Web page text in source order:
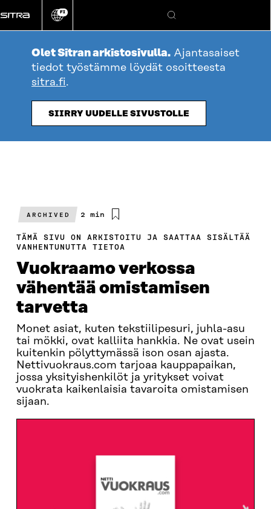
suoraan
sisältöön
Vaihda
kieli
FI
Hae
Olet Sitran arkistosivulla. Ajantasaiset
tiedot työstämme löydät osoitteesta
sitra.fi.
SIIRRY UUDELLE SIVUSTOLLE
ARCHIVED
Arvioitu
2 min
TÄMÄ SIVU ON ARKISTOITU JA SAATTAA SISÄLTÄÄ
VANHENTUNUTTA TIETOA
Vuokraamo verkossa
vähentää omistamisen
tarvetta
Monet asiat, kuten tekstiilipesuri, juhla-asu
tai mökki, ovat kalliita hankkia. Ne ovat usein
kuitenkin pölyttymässä ison osan ajasta.
Nettivuokraus.com tarjoaa kauppapaikan,
jossa yksityishenkilöt ja yritykset voivat
vuokrata kaikenlaisia tavaroita omistamisen
sijaan.